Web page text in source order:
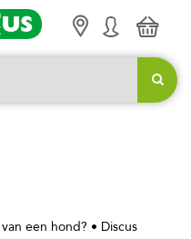
een hond? • Discus